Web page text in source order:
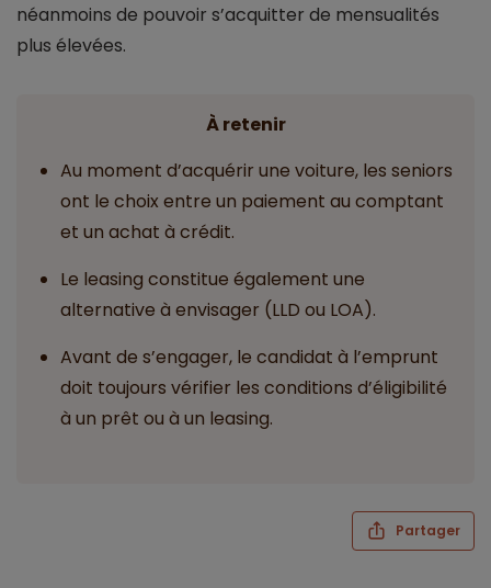
néanmoins de pouvoir s’acquitter de mensualités
plus élevées.
À retenir
Au moment d’acquérir une voiture, les seniors
ont le choix entre un paiement au comptant
et un achat à crédit.
Le leasing constitue également une
alternative à envisager (LLD ou LOA).
Avant de s’engager, le candidat à l’emprunt
doit toujours vérifier les conditions d’éligibilité
à un prêt ou à un leasing.
Partager